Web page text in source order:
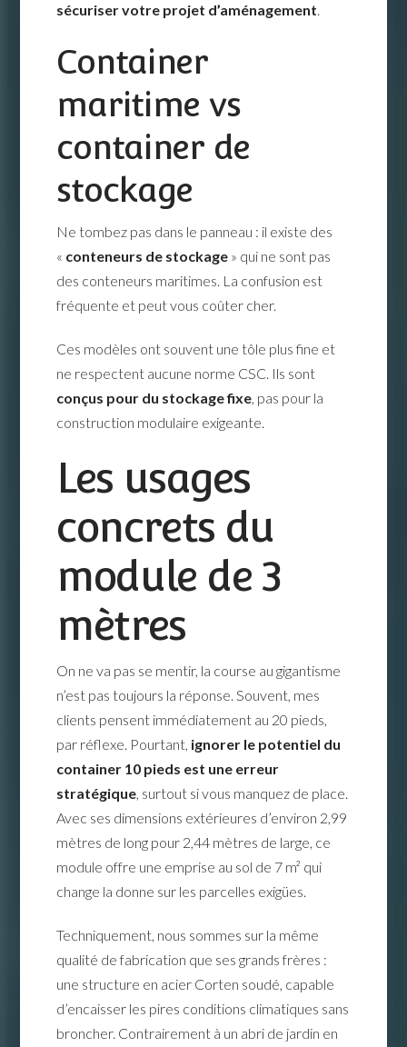
sécuriser votre projet d’aménagement.
Container
maritime vs
container de
stockage
Ne tombez pas dans le panneau : il existe des
« conteneurs de stockage » qui ne sont pas
des conteneurs maritimes. La confusion est
fréquente et peut vous coûter cher.
Ces modèles ont souvent une tôle plus fine et
ne respectent aucune norme CSC. Ils sont
conçus pour du stockage fixe , pas pour la
construction modulaire exigeante.
Les usages
concrets du
module de 3
mètres
On ne va pas se mentir, la course au gigantisme
n’est pas toujours la réponse. Souvent, mes
clients pensent immédiatement au 20 pieds,
par réflexe. Pourtant, ignorer le potentiel du
container 10 pieds est une erreur
stratégique, surtout si vous manquez de place.
Avec ses dimensions extérieures d’environ 2,99
mètres de long pour 2,44 mètres de large, ce
module offre une emprise au sol de 7 m² qui
change la donne sur les parcelles exigües.
Techniquement, nous sommes sur la même
qualité de fabrication que ses grands frères :
une structure en acier Corten soudé, capable
d’encaisser les pires conditions climatiques sans
broncher. Contrairement à un abri de jardin en